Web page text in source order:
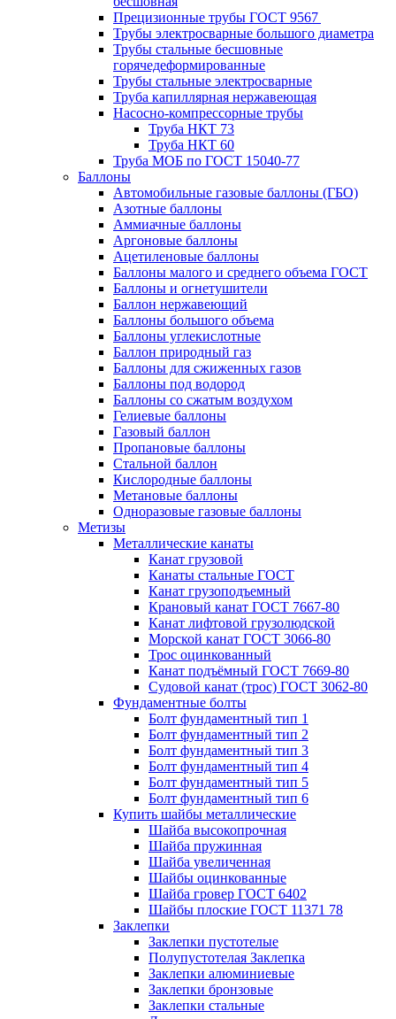
Прецизионные трубы ГОСТ 9567
Трубы электросварные большого диаметра
Трубы стальные бесшовные
горячедеформированные
Трубы стальные электросварные
Труба капиллярная нержавеющая
Насосно-компрессорные трубы
Труба НКТ 73
Труба НКТ 60
Труба МОБ по ГОСТ 15040-77
Баллоны
Автомобильные газовые баллоны (ГБО)
Азотные баллоны
Аммиачные баллоны
Аргоновые баллоны
Ацетиленовые баллоны
Баллоны малого и среднего объема ГОСТ
Баллоны и огнетушители
Баллон нержавеющий
Баллоны большого объема
Баллоны углекислотные
Баллон природный газ
Баллоны для сжиженных газов
Баллоны под водород
Баллоны со сжатым воздухом
Гелиевые баллоны
Газовый баллон
Пропановые баллоны
Стальной баллон
Кислородные баллоны
Метановые баллоны
Одноразовые газовые баллоны
Метизы
Металлические канаты
Канат грузовой
Канаты стальные ГОСТ
Канат грузоподъемный
Крановый канат ГОСТ 7667-80
Канат лифтовой грузолюдской
Морской канат ГОСТ 3066-80
Трос оцинкованный
Канат подъёмный ГОСТ 7669-80
Судовой канат (трос) ГОСТ 3062-80
Фундаментные болты
Болт фундаментный тип 1
Болт фундаментный тип 2
Болт фундаментный тип 3
Болт фундаментный тип 4
Болт фундаментный тип 5
Болт фундаментный тип 6
Купить шайбы металлические
Шайба высокопрочная
Шайба пружинная
Шайба увеличенная
Шайбы оцинкованные
Шайба гровер ГОСТ 6402
Шайбы плоские ГОСТ 11371 78
Заклепки
Заклепки пустотелые
Полупустотелая Заклепка
Заклепки алюминиевые
Заклепки бронзовые
Заклепки стальные